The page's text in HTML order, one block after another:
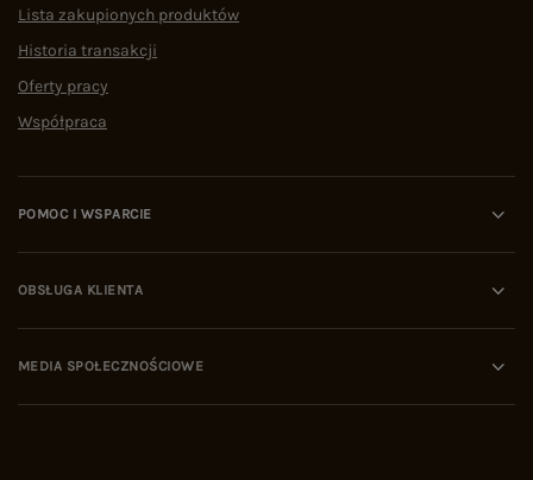
Lista zakupionych produktów
Historia transakcji
Oferty pracy
Współpraca
POMOC I WSPARCIE
OBSŁUGA KLIENTA
MEDIA SPOŁECZNOŚCIOWE